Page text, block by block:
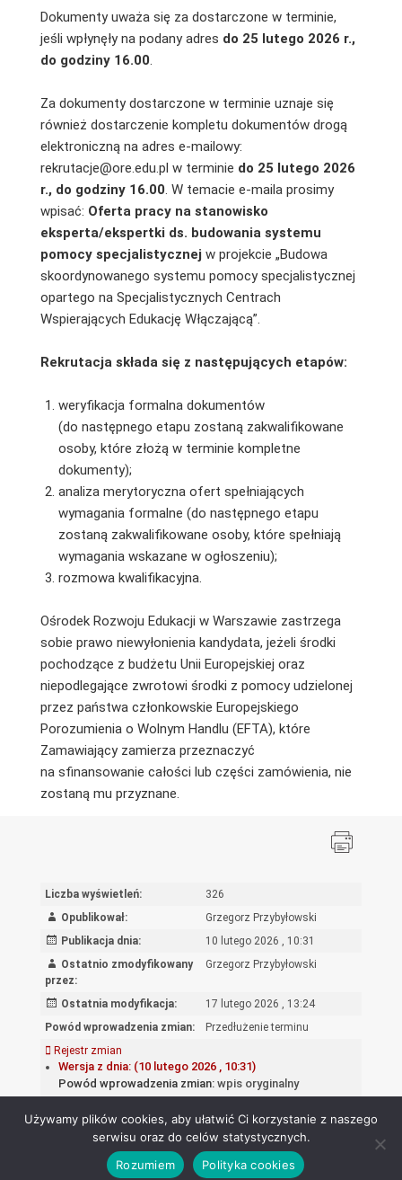
Dokumenty uważa się za dostarczone w terminie,
jeśli wpłynęły na podany adres do 25 lutego 2026 r.,
do godziny 16.00.
Za dokumenty dostarczone w terminie uznaje się
również dostarczenie kompletu dokumentów drogą
elektroniczną na adres e-mailowy:
rekrutacje@ore.edu.pl w terminie do 25 lutego 2026
r., do godziny 16.00. W temacie e-maila prosimy
wpisać: Oferta pracy na stanowisko
eksperta/ekspertki ds. budowania systemu
pomocy specjalistycznej w projekcie „Budowa
skoordynowanego systemu pomocy specjalistycznej
opartego na Specjalistycznych Centrach
Wspierających Edukację Włączającą”.
Rekrutacja składa się z następujących etapów:
weryfikacja formalna dokumentów
(do następnego etapu zostaną zakwalifikowane
osoby, które złożą w terminie kompletne
dokumenty);
analiza merytoryczna ofert spełniających
wymagania formalne (do następnego etapu
zostaną zakwalifikowane osoby, które spełniają
wymagania wskazane w ogłoszeniu);
rozmowa kwalifikacyjna.
Ośrodek Rozwoju Edukacji w Warszawie zastrzega
sobie prawo niewyłonienia kandydata, jeżeli środki
pochodzące z budżetu Unii Europejskiej oraz
niepodlegające zwrotowi środki z pomocy udzielonej
przez państwa członkowskie Europejskiego
Porozumienia o Wolnym Handlu (EFTA), które
Zamawiający zamierza przeznaczyć
na sfinansowanie całości lub części zamówienia, nie
zostaną mu przyznane.
Liczba wyświetleń:
326
Opublikował:
Grzegorz Przybyłowski
Publikacja dnia:
10 lutego 2026 , 10:31
Ostatnio zmodyfikowany
przez:
Grzegorz Przybyłowski
Ostatnia modyfikacja:
17 lutego 2026 , 13:24
Powód wprowadzenia zmian:
Przedłużenie terminu
Rejestr zmian
Wersja z dnia: (10 lutego 2026 , 10:31)
Powód wprowadzenia zmian: wpis oryginalny
Ośrodek Rozwoju Edukacji - Biuletyn Informacji Publicznej 2026
Używamy plików cookies, aby ułatwić Ci korzystanie z naszego
serwisu oraz do celów statystycznych.
Rozumiem
Polityka cookies